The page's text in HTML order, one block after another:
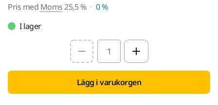
Pris med Moms25,5 %
0 %
I lager
Select quantity value
Lägg i varukorgen